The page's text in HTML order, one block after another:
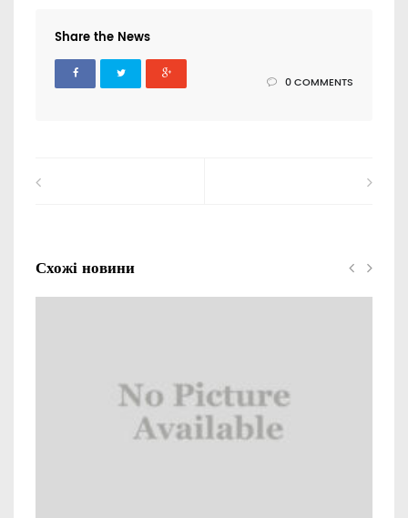
Share the News
0 COMMENTS
Схожі новини